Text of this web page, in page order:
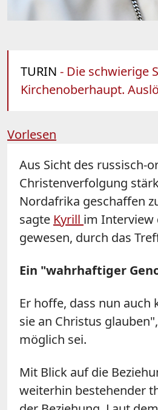
TURIN - Die schwierige
Kirchenoberhaupt.
Vorlesen
Aus Sicht des russisch-
Christenverfolgung
Nordafrika geschaffen
sagte Kyrill im Interview
gewesen, durch das
Ein "wahrhaftiger
Er hoffe, dass nun
sie an Christus
möglich sei.
Mit Blick auf die
weiterhin bestehender